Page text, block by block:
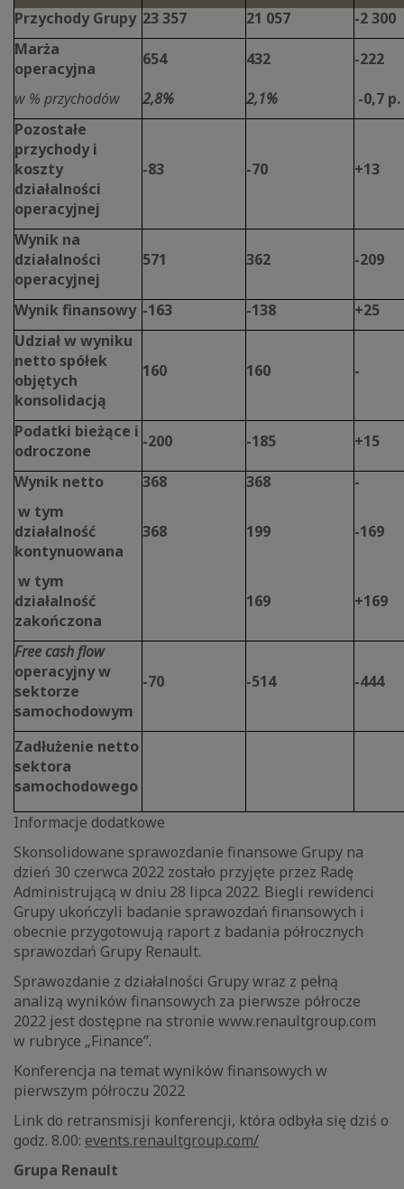
Przychody Grupy 23 357 21 057
-2 300
Marża
operacyjna
654 432
-222
w % przychodów
2,8% 2,1%
-0,7 p.
Pozostałe
przychody i
koszty
działalności
operacyjnej
-83 -70 +13
Wynik na
działalności
operacyjnej
571 362 -209
Wynik finansowy -163 -138
+25
Udział w wyniku
netto spółek
objętych
konsolidacją
160 160 -
Podatki bieżące i
odroczone
-200 -185 +15
Wynik netto 368 368
-
w tym
działalność
kontynuowana
368 199 -169
w tym
działalność
zakończona
169 +169
Free cash flow
operacyjny w
sektorze
samochodowym
-70 -514 -444
Zadłużenie netto
sektora
samochodowego
Informacje dodatkowe
Skonsolidowane sprawozdanie finansowe Grupy na
dzień 30 czerwca 2022 zostało przyjęte przez Radę
Administrującą w dniu 28 lipca 2022. Biegli rewidenci
Grupy ukończyli badanie sprawozdań finansowych i
obecnie przygotowują raport z badania półrocznych
sprawozdań Grupy Renault.
Sprawozdanie z działalności Grupy wraz z pełną
analizą wyników finansowych za pierwsze półrocze
2022 jest dostępne na stronie www.renaultgroup.com
w rubryce „Finance”.
Konferencja na temat wyników finansowych w
pierwszym półroczu 2022
Link do retransmisji konferencji, która odbyła się dziś o
godz. 8.00: events.renaultgroup.com/
Grupa Renault